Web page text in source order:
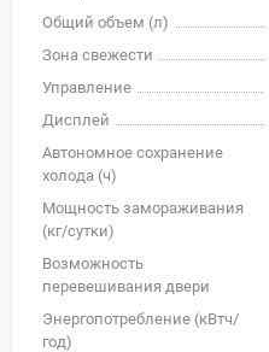
Общий объем (л)
Зона свежести
Управление
Дисплей
Автономное сохранение
холода (ч)
Мощность замораживания
(кг/cутки)
Возможность
перевешивания двери
Энергопотребление (кВтч/
год)